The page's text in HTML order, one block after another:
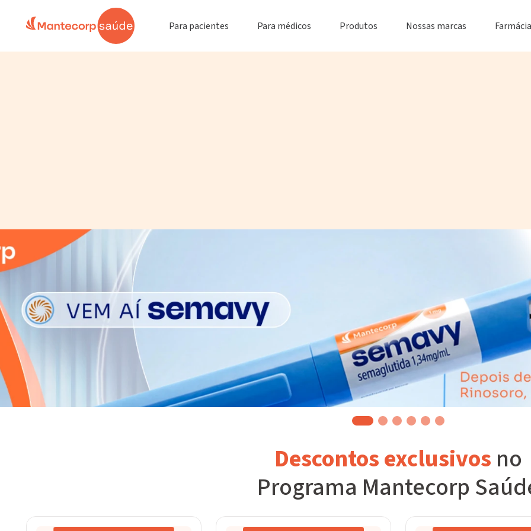
Para pacientes Para médicos Produtos Nossas marcas
Descontos exclusivos no
Programa Mantecorp